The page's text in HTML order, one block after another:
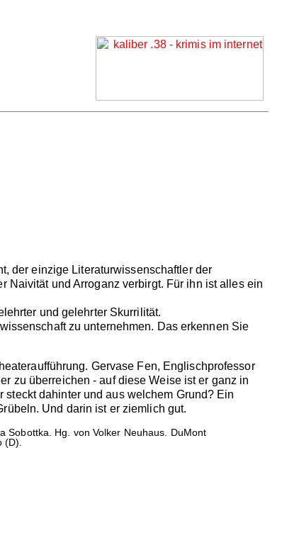
der einzige Literaturwissenschaftler der
Naivität und Arroganz verbirgt. Für ihn ist alles ein
und gelehrter Skurrilität.
zu unternehmen. Das erkennen Sie
Gervase Fen, Englischprofessor
zu überreichen - auf diese Weise ist er ganz in
dahinter und aus welchem Grund? Ein
Und darin ist er ziemlich gut.
Sobottka. Hg. von Volker Neuhaus. DuMont